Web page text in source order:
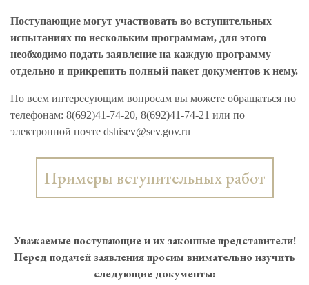
Поступающие могут участвовать во вступительных
испытаниях по нескольким программам, для этого
необходимо подать заявление на каждую программу
отдельно и прикрепить полный пакет документов к нему.
По всем интересующим вопросам вы можете обращаться по
телефонам: 8(692)41-74-20, 8(692)41-74-21 или по
электронной почте dshisev@sev.gov.ru
Примеры вступительных работ
Уважаемые поступающие и их законные представители!
Перед подачей заявления просим внимательно изучить
следующие документы: